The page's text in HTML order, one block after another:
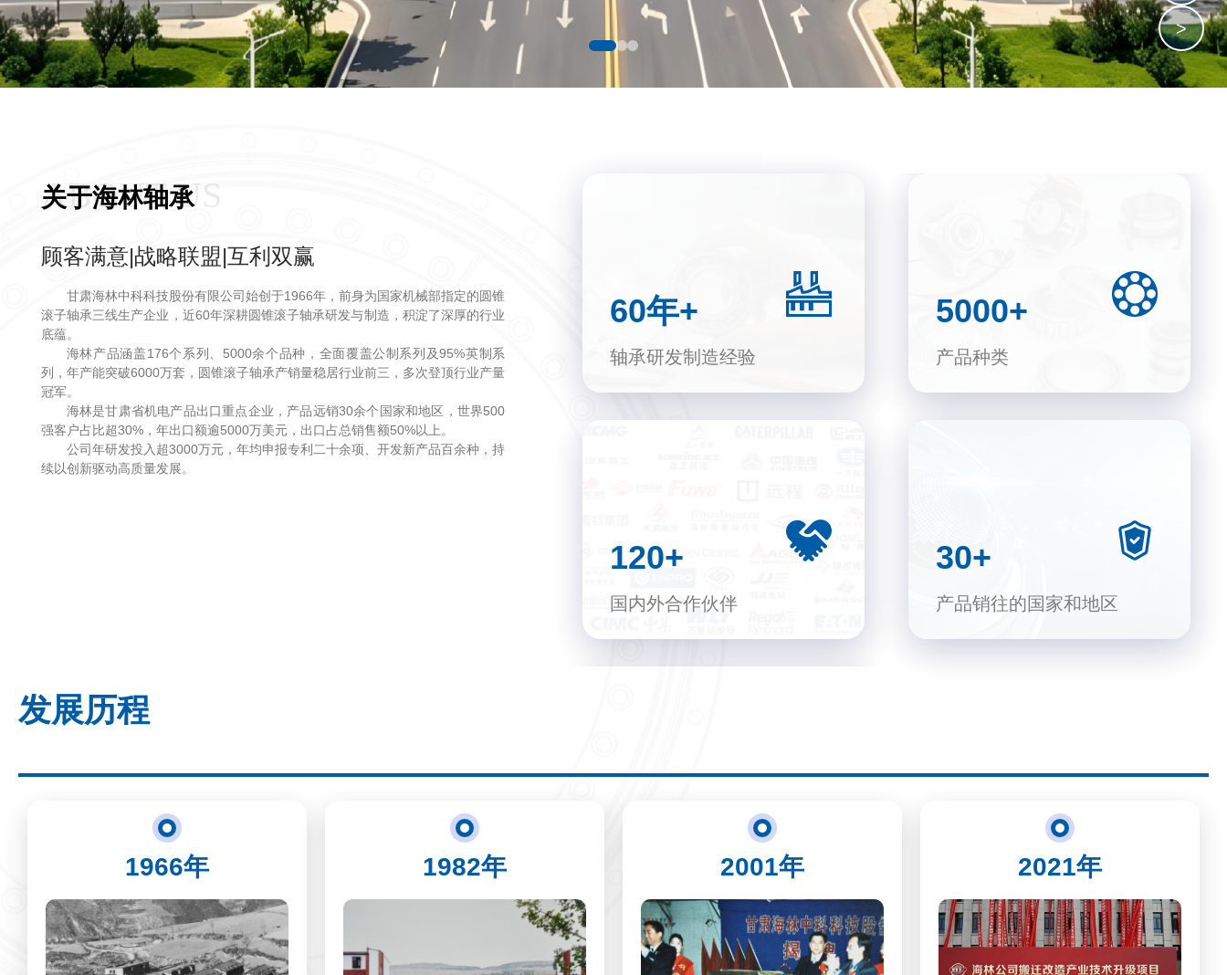
>
ABOUT US
关于海林轴承
顾客满意|战略联盟|互利双赢
甘肃海林中科科技股份有限公司始创于1966年，前身为国家机械部指定的圆锥
滚子轴承三线生产企业，近60年深耕圆锥滚子轴承研发与制造，积淀了深厚的行业
底蕴。
海林产品涵盖176个系列、5000余个品种，全面覆盖公制系列及95%英制系
列，年产能突破6000万套，圆锥滚子轴承产销量稳居行业前三，多次登顶行业产量
冠军。
海林是甘肃省机电产品出口重点企业，产品远销30余个国家和地区，世界500
强客户占比超30%，年出口额逾5000万美元，出口占总销售额50%以上。
公司年研发投入超3000万元，年均申报专利二十余项、开发新产品百余种，持
续以创新驱动高质量发展。
60年+
轴承研发制造经验
120+
国内外合作伙伴
5000+
产品种类
30+
产品销往的国家和地区
发展历程
1966年 1982年 2001年 2021年